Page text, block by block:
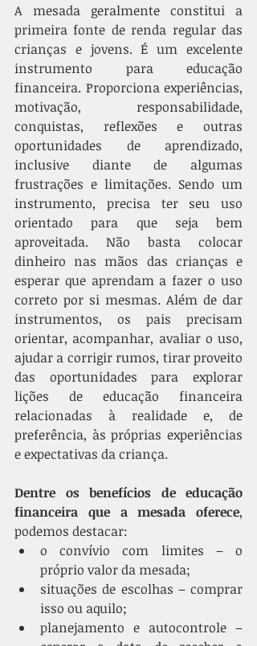
A mesada geralmente constitui a
primeira fonte de renda regular das
crianças e jovens. É um excelente
instrumento para educação
financeira. Proporciona experiências,
motivação, responsabilidade,
conquistas, reflexões e outras
oportunidades de aprendizado,
inclusive diante de algumas
frustrações e limitações. Sendo um
instrumento, precisa ter seu uso
orientado para que seja bem
aproveitada. Não basta colocar
dinheiro nas mãos das crianças e
esperar que aprendam a fazer o uso
correto por si mesmas. Além de dar
instrumentos, os pais precisam
orientar, acompanhar, avaliar o uso,
ajudar a corrigir rumos, tirar proveito
das oportunidades para explorar
lições de educação financeira
relacionadas à realidade e, de
preferência, às próprias experiências
e expectativas da criança.
Dentre os benefícios de educação
financeira que a mesada oferece,
podemos destacar:
o convívio com limites – o
próprio valor da mesada;
situações de escolhas – comprar
isso ou aquilo;
planejamento e autocontrole –